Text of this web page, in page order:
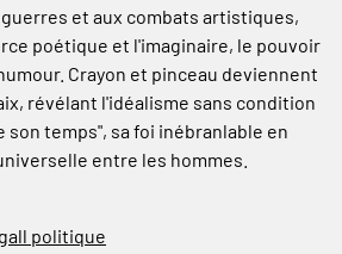
et aux combats artistiques,
poétique et l'imaginaire, le pouvoir
Crayon et pinceau deviennent
révélant l'idéalisme sans condition
son temps", sa foi inébranlable en
entre les hommes.
politique